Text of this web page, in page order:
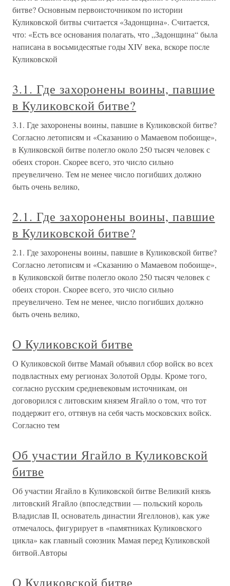
битве? Основным первоисточником по истории
Куликовской битвы считается «Задонщина». Считается,
что: «Есть все основания полагать, что „Задонщина“ была
написана в восьмидесятые годы XIV века, вскоре после
Куликовской
3.1. Где захоронены воины, павшие
в Куликовской битве?
3.1. Где захоронены воины, павшие в Куликовской битве?
Согласно летописям и «Сказанию о Мамаевом побоище»,
в Куликовской битве полегло около 250 тысяч человек с
обеих сторон. Скорее всего, это число сильно
преувеличено. Тем не менее число погибших должно
быть очень велико,
2.1. Где захоронены воины, павшие
в Куликовской битве?
2.1. Где захоронены воины, павшие в Куликовской битве?
Согласно летописям и «Сказанию о Мамаевом побоище»,
в Куликовской битве полегло около 250 тысяч человек с
обеих сторон. Скорее всего, это число сильно
преувеличено. Тем не менее, число погибших должно
быть очень велико,
О Куликовской битве
О Куликовской битве Мамай объявил сбор войск во всех
подвластных ему регионах Золотой Орды. Кроме того,
согласно русским средневековым источникам, он
договорился с литовским князем Ягайло о том, что тот
поддержит его, оттянув на себя часть московских войск.
Согласно тем
Об участии Ягайло в Куликовской
битве
Об участии Ягайло в Куликовской битве Великий князь
литовский Ягайло (впоследствии — польский король
Владислав II, основатель династии Ягеллонов), как уже
отмечалось, фигурирует в «памятниках Куликовского
цикла» как главный союзник Мамая перед Куликовской
битвой.Авторы
О Куликовской битве